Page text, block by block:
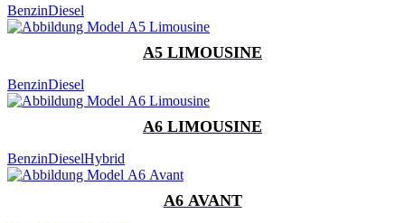
BenzinDiesel
A5 LIMOUSINE
BenzinDiesel
A6 LIMOUSINE
BenzinDieselHybrid
A6 AVANT